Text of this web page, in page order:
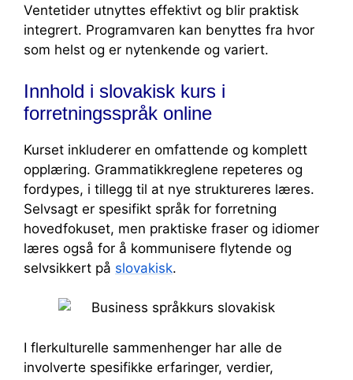
Ventetider utnyttes effektivt og blir praktisk
integrert. Programvaren kan benyttes fra hvor
som helst og er nytenkende og variert.
Innhold i slovakisk kurs i
forretningsspråk online
Kurset inkluderer en omfattende og komplett
opplæring. Grammatikkreglene repeteres og
fordypes, i tillegg til at nye struktureres læres.
Selvsagt er spesifikt språk for forretning
hovedfokuset, men praktiske fraser og idiomer
læres også for å kommunisere flytende og
selvsikkert på slovakisk.
I flerkulturelle sammenhenger har alle de
involverte spesifikke erfaringer, verdier,